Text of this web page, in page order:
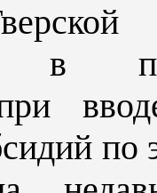
в
по